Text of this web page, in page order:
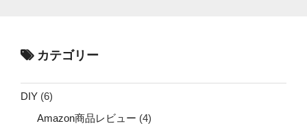
カテゴリー
DIY (6)
Amazon商品レビュー (4)